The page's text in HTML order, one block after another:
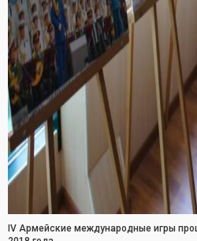
IV Армейские международные игры